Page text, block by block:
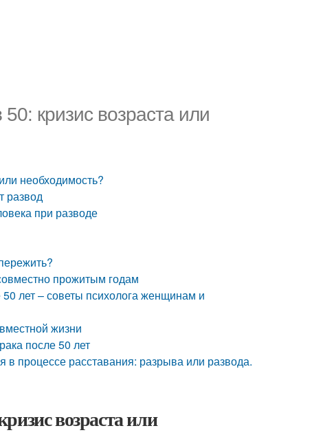
кризис возраста или
необходимость?
развод
при разводе
прожитым годам
лет – советы психолога женщинам и
жизни
после 50 лет
процессе расставания: разрыва или развода.
возраста или